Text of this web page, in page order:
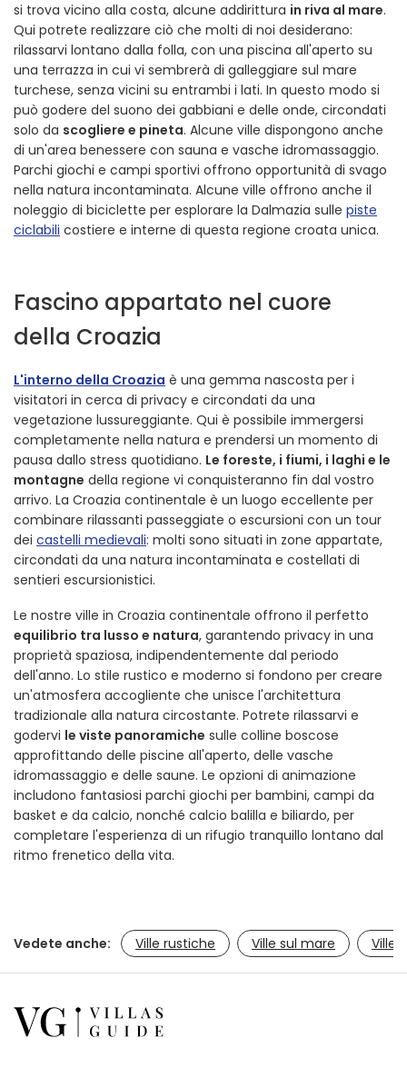
si trova vicino alla costa, alcune addirittura in riva al mare.
Qui potrete realizzare ciò che molti di noi desiderano:
rilassarvi lontano dalla folla, con una piscina all'aperto su
una terrazza in cui vi sembrerà di galleggiare sul mare
turchese, senza vicini su entrambi i lati. In questo modo si
può godere del suono dei gabbiani e delle onde, circondati
solo da scogliere e pineta. Alcune ville dispongono anche
di un'area benessere con sauna e vasche idromassaggio.
Parchi giochi e campi sportivi offrono opportunità di svago
nella natura incontaminata. Alcune ville offrono anche il
noleggio di biciclette per esplorare la Dalmazia sulle piste
ciclabili costiere e interne di questa regione croata unica.
Fascino appartato nel cuore
della Croazia
L'interno della Croazia è una gemma nascosta per i
visitatori in cerca di privacy e circondati da una
vegetazione lussureggiante. Qui è possibile immergersi
completamente nella natura e prendersi un momento di
pausa dallo stress quotidiano. Le foreste, i fiumi, i laghi e le
montagne della regione vi conquisteranno fin dal vostro
arrivo. La Croazia continentale è un luogo eccellente per
combinare rilassanti passeggiate o escursioni con un tour
dei castelli medievali: molti sono situati in zone appartate,
circondati da una natura incontaminata e costellati di
sentieri escursionistici.
Le nostre ville in Croazia continentale offrono il perfetto
equilibrio tra lusso e natura, garantendo privacy in una
proprietà spaziosa, indipendentemente dal periodo
dell'anno. Lo stile rustico e moderno si fondono per creare
un'atmosfera accogliente che unisce l'architettura
tradizionale alla natura circostante. Potrete rilassarvi e
godervi le viste panoramiche sulle colline boscose
approfittando delle piscine all'aperto, delle vasche
idromassaggio e delle saune. Le opzioni di animazione
includono fantasiosi parchi giochi per bambini, campi da
basket e da calcio, nonché calcio balilla e biliardo, per
completare l'esperienza di un rifugio tranquillo lontano dal
ritmo frenetico della vita.
Vedete anche: Ville rustiche Ville sul mare Ville